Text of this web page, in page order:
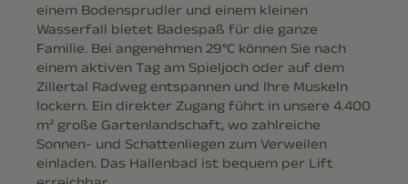
einem Bodensprudler und einem kleinen
Wasserfall bietet Badespaß für die ganze
Familie. Bei angenehmen 29°C können Sie nach
einem aktiven Tag am Spieljoch oder auf dem
Zillertal Radweg entspannen und Ihre Muskeln
lockern. Ein direkter Zugang führt in unsere 4.400
m² große Gartenlandschaft, wo zahlreiche
Sonnen- und Schattenliegen zum Verweilen
einladen. Das Hallenbad ist bequem per Lift